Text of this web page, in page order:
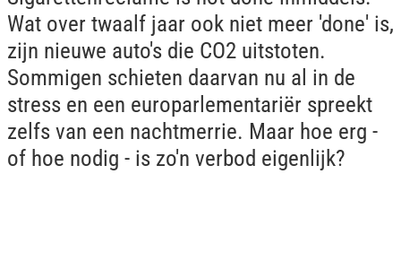
Wat over twaalf jaar ook niet meer 'done' is,
zijn nieuwe auto's die CO2 uitstoten.
Sommigen schieten daarvan nu al in de
stress en een europarlementariër spreekt
zelfs van een nachtmerrie. Maar hoe erg -
of hoe nodig - is zo'n verbod eigenlijk?